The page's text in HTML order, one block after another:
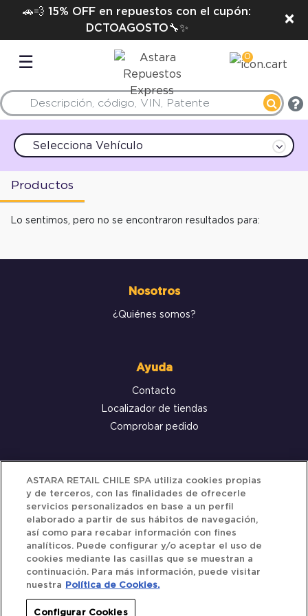
🚗💨 15% OFF en repuestos con el cupón:
DCTOAGOSTO🔧✨
×
☰ 0
Selecciona Vehículo
Productos
Lo sentimos, pero no se encontraron resultados para:
Nosotros
¿Quiénes somos?
Ayuda
Contacto
Localizador de tiendas
Comprobar pedido
Servicio al cliente
Términos y Condiciones
Política de privacidad
Siguenos
ASTARA RETAIL CHILE SPA utiliza cookies propias
y de terceros, con las finalidades de ofrecerle
servicios personalizados en base a un perfil
elaborado a partir de sus hábitos de navegación,
así como para recabar información con fines
analíticos. Puede configurar y/o aceptar el uso de
cookies mediante las casillas que se muestran a
continuación. Para más información, puede visitar
nuestra
Política de Cookies.
Configurar Cookies